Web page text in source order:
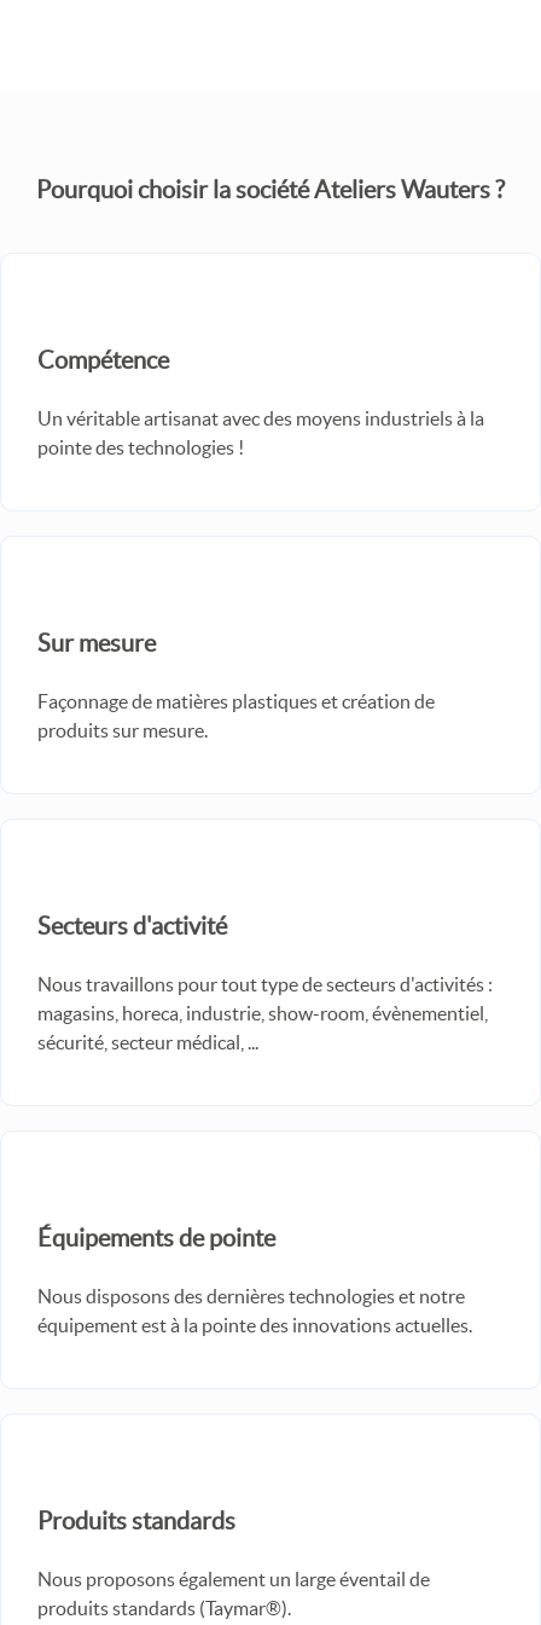
Pourquoi choisir la société Ateliers Wauters ?
Compétence
Un véritable artisanat avec des moyens industriels à la
pointe des technologies !
Sur mesure
Façonnage de matières plastiques et création de
produits sur mesure.
Secteurs d'activité
Nous travaillons pour tout type de secteurs d'activités :
magasins, horeca, industrie, show-room, évènementiel,
sécurité, secteur médical, ...
Équipements de pointe
Nous disposons des dernières technologies et notre
équipement est à la pointe des innovations actuelles.
Produits standards
Nous proposons également un large éventail de
produits standards (Taymar®).